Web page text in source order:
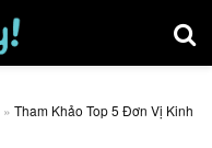
» Tham Khảo Top 5 Đơn Vị Kinh